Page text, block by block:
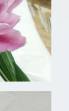
お取引につ
いて
お問い合わ
せ